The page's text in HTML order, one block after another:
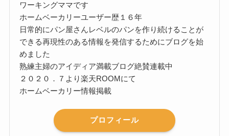
ワーキングママです
ホームベーカリーユーザー歴１６年
日常的にパン屋さんレベルのパンを作り続けることが
できる再現性のある情報を発信するためにブログを始
めました
熟練主婦のアイディア満載ブログ絶賛連載中
２０２０．７より楽天ROOMにて
ホームベーカリー情報掲載
プロフィール